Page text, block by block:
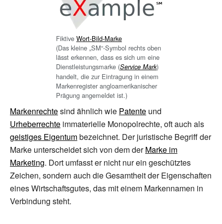
Fiktive Wort-Bild-Marke
(Das kleine „SM“-Symbol rechts oben
lässt erkennen, dass es sich um eine
Dienstleistungsmarke (Service Mark)
handelt, die zur Eintragung in einem
Markenregister angloamerikanischer
Prägung angemeldet ist.)
Markenrechtesind ähnlich wie Patente und
Urheberrechte immaterielle Monopolrechte, oft auch als
geistiges Eigentumbezeichnet. Der juristische Begriff der
Marke unterscheidet sich von dem derMarke im
Marketing. Dort umfasst er nicht nur ein geschütztes
Zeichen, sondern auch die Gesamtheit der Eigenschaften
eines Wirtschaftsgutes, das mit einem Markennamen in
Verbindung steht.